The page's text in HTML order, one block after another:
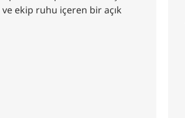
ekip ruhu içeren bir açık